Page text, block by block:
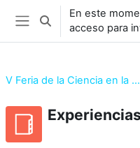
Salta al contenido principal
Panel lateral
Selector de
En este
acceso para
V Feria de la Ciencia en la Calle 2017